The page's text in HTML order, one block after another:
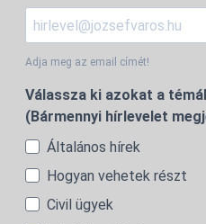
Adja meg az email címét!
Válassza ki azokat a
(Bármennyi hírlevelet
Általános hírek
Hogyan vehetek részt
Civil ügyek